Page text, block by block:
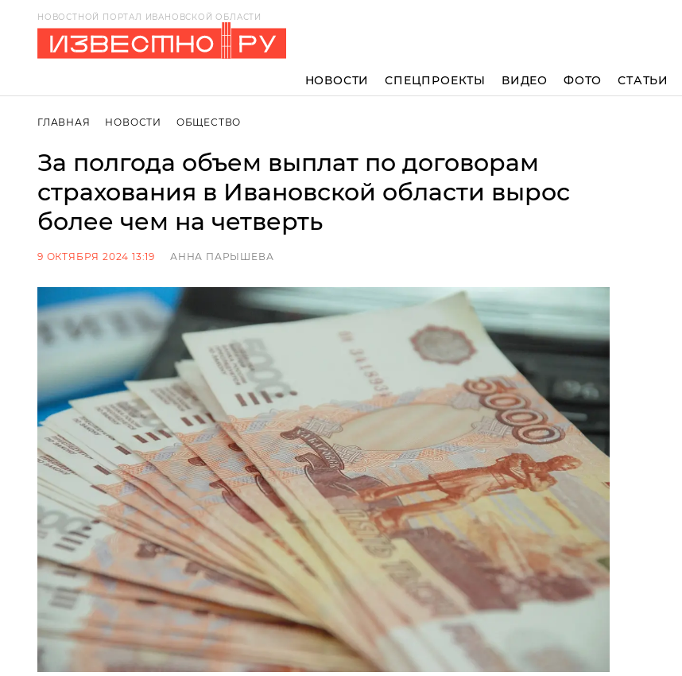
НОВОСТНОЙ ПОРТАЛ ИВАНОВСКОЙ ОБЛАСТИ
НОВОСТИ СПЕЦПРОЕКТЫ ВИДЕО ФОТО СТАТЬИ
ГЛАВНАЯ НОВОСТИ ОБЩЕСТВО
За полгода объем выплат по договорам
страхования в Ивановской области вырос
более чем на четверть
9 ОКТЯБРЯ 2024 13:19 АННА ПАРЫШЕВА